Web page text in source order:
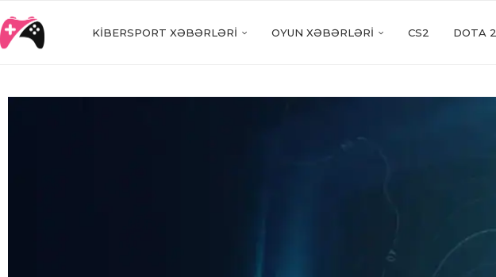
KIBERSPORT XƏBƏRLƏRI OYUN XƏBƏRLƏRI CS2 DOTA 2